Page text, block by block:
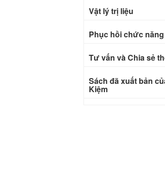
Vật lý trị liệu
Phục hồi chức năng
Tư vấn và Chia sẻ
Sách đã xuất bản
Kiệm